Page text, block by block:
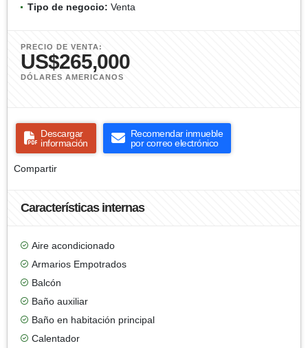
Tipo de negocio: Venta
PRECIO DE VENTA:
US$265,000
DÓLARES AMERICANOS
Descargar
información
Recomendar inmueble
por correo electrónico
Compartir
Características internas
Aire acondicionado
Armarios Empotrados
Balcón
Baño auxiliar
Baño en habitación principal
Calentador